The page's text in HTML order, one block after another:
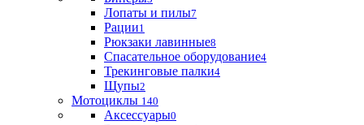
Лопаты и пилы7
Рации1
Рюкзаки лавинные8
Спасательное оборудование4
Трекинговые палки4
Щупы2
Мотоциклы 140
Аксессуары0